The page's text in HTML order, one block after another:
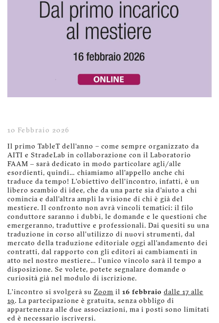
10 Febbraio 2026
Il primo TableT dell’anno – come sempre organizzato da
AITI e StradeLab in collaborazione con il Laboratorio
FAAM ‒ sarà dedicato in modo particolare agli/alle
esordienti, quindi… chiamiamo all’appello anche chi
traduce da tempo! L’obiettivo dell’incontro, infatti, è un
libero scambio di idee, che da una parte sia d’aiuto a chi
comincia e dall’altra ampli la visione di chi è già del
mestiere. Il confronto non avrà vincoli tematici: il filo
conduttore saranno i dubbi, le domande e le questioni che
emergeranno, traduttive e professionali. Dai quesiti su una
traduzione in corso all’utilizzo di nuovi strumenti, dal
mercato della traduzione editoriale oggi all’andamento dei
contratti, dal rapporto con gli editori ai cambiamenti in
atto nel nostro mestiere… l’unico vincolo sarà il tempo a
disposizione. Se volete, potete segnalare domande o
curiosità già nel modulo di iscrizione.
L’incontro si svolgerà su Zoom il 16 febbraio dalle 17 alle
19 . La partecipazione è gratuita, senza obbligo di
appartenenza alle due associazioni, ma i posti sono limitati
ed è necessario iscriversi.